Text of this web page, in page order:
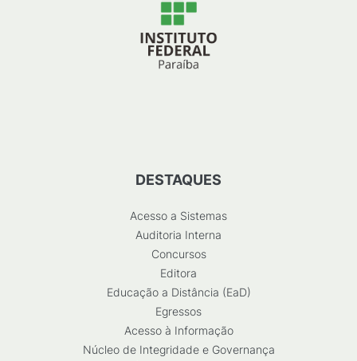
DESTAQUES
Acesso a Sistemas
Auditoria Interna
Concursos
Editora
Educação a Distância (EaD)
Egressos
Acesso à Informação
Núcleo de Integridade e Governança